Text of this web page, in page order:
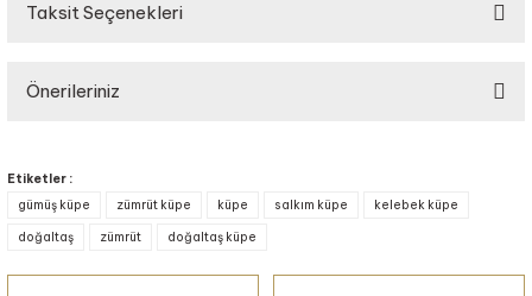
Taksit Seçenekleri
Önerileriniz
Görüş ve önerileriniz için teşekkür ederiz.
Ürün resmi kalitesiz, bozuk veya görüntülenemiyor.
Etiketler :
gümüş küpe
zümrüt küpe küpe salkım küpe kelebek küpe
doğaltaş zümrüt doğaltaş küpe